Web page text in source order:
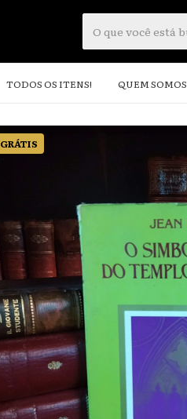
TODOS OS ITENS! QUEM SOMOS
GRÁTIS